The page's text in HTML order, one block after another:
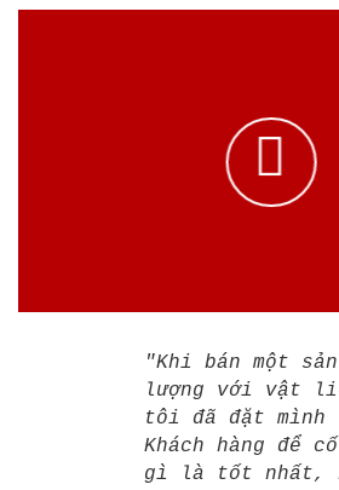
"Khi bán một
lượng với vật
tôi đã đặt
Khách hàng để
gì là tốt nhất,